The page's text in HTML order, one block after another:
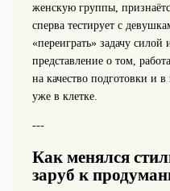
женскую группы,
сперва тестирует с
«переиграть» задачу
представление о том,
на качество подготовки и в
уже в клетке.
---
Как менялся
заруб к